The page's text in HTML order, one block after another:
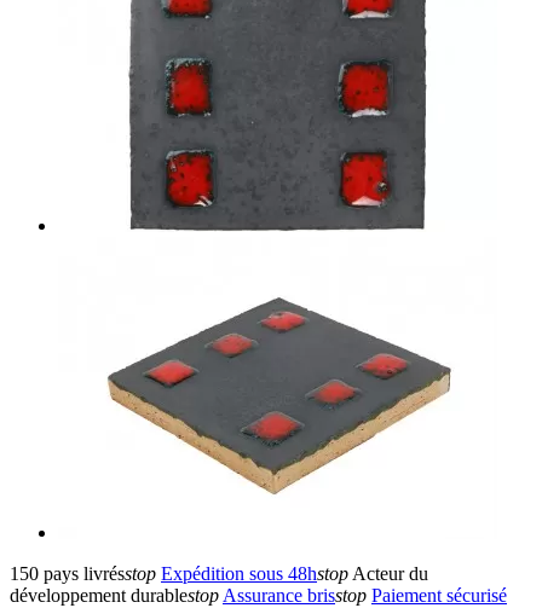
150 pays livrésstop Expédition sous 48hstop Acteur du
développement durablestop Assurance brisstop Paiement sécurisé